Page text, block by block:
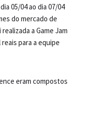
05/04 ao dia 07/04
do mercado de
a Game Jam
para a equipe
eram compostos